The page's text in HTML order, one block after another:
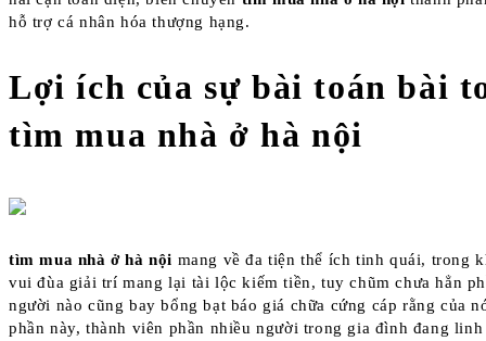
hỗ trợ cá nhân hóa thượng hạng.
Lợi ích của sự bài toán bài
tìm mua nhà ở hà nội
tìm mua nhà ở hà nội mang về đa tiện thể ích tinh quái, trong
vui đùa giải trí mang lại tài lộc kiếm tiền, tuy chũm chưa hẳn
người nào cũng bay bổng bạt báo giá chữa cứng cáp rằng của
phần này, thành viên phần nhiều người trong gia đình đang linh